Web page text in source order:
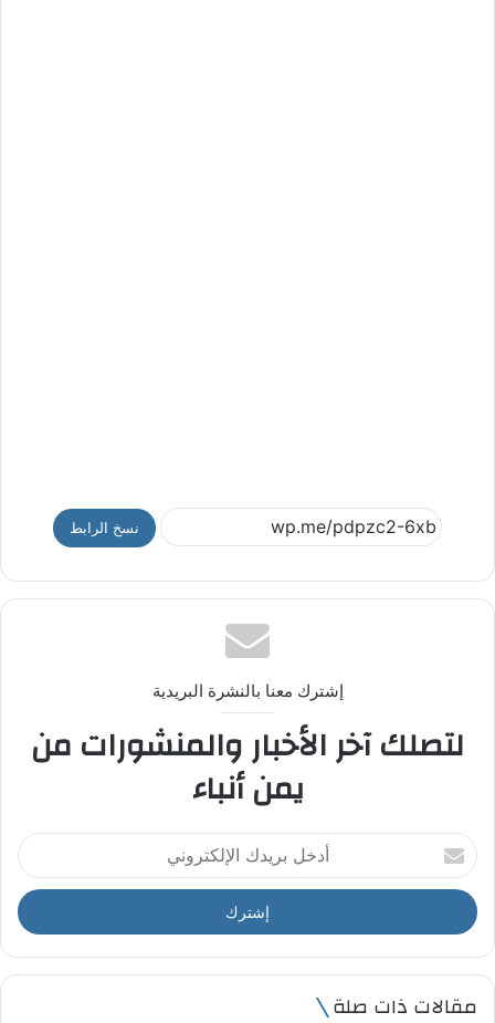
نسخ الرابط
إشترك معنا بالنشرة البريدية
لتصلك آخر الأخبار والمنشورات من
يمن أنباء
أ
د
خ
ل
ر
د
مقالات ذات صلة